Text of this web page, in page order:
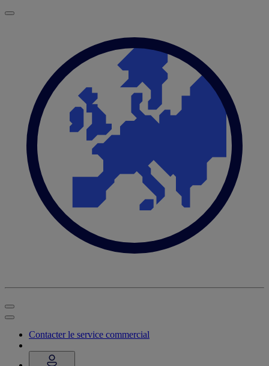
Contacter le service commercial